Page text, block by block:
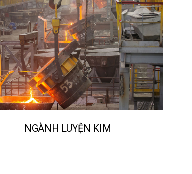
NGÀNH LUYỆN KIM